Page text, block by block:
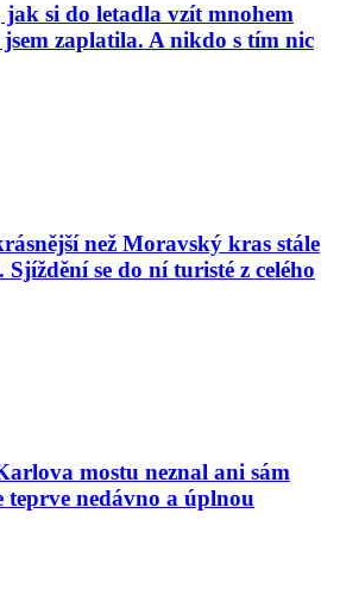
si do letadla vzít mnohem
jsem zaplatila. A nikdo s tím nic
než Moravský kras stále
se do ní turisté z celého
mostu neznal ani sám
nedávno a úplnou